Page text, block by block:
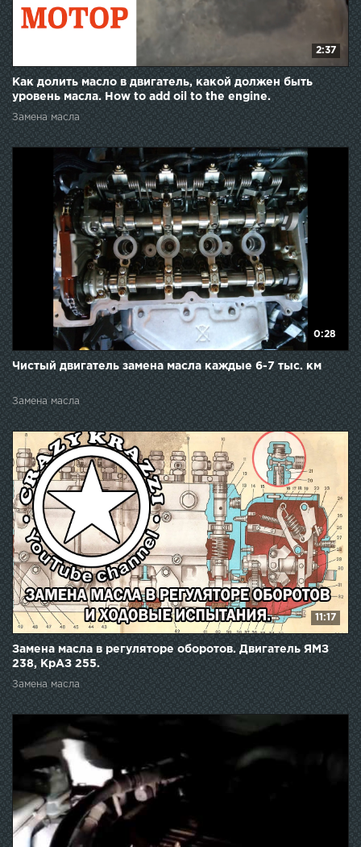
2:37
Как долить масло в двигатель, какой должен быть
уровень масла. How to add oil to the engine.
Замена масла
0:28
Чистый двигатель замена масла каждые 6-7 тыс. км
Замена масла
11:17
Замена масла в регуляторе оборотов. Двигатель ЯМЗ
238, КрАЗ 255.
Замена масла